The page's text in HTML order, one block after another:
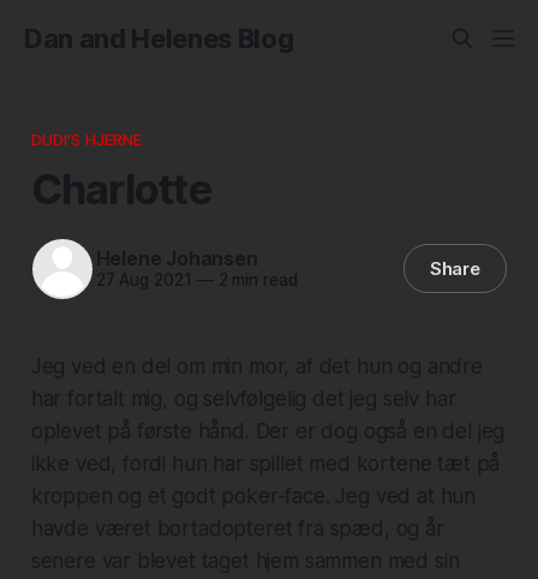
Dan and Helenes Blog
DUDI'S HJERNE
Charlotte
Helene Johansen
27 Aug 2021 —2 min read Share
Jeg ved en del om min mor, af det hun og andre
har fortalt mig, og selvfølgelig det jeg selv har
oplevet på første hånd. Der er dog også en del jeg
ikke ved, fordi hun har spillet med kortene tæt på
kroppen og et godt poker-face. Jeg ved at hun
havde været bortadopteret fra spæd, og år
senere var blevet taget hjem sammen med sin